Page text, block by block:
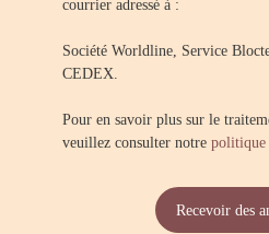
courrier adressé à :
Société Worldline, Service
CEDEX.
Pour en savoir plus sur le
veuillez consulter notre politique
Recevoir des